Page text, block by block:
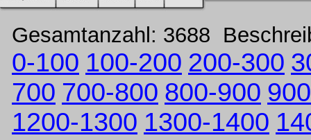
Gesamtanzahl: 3688
0-100 100-200 200-300
700 700-800 800-900
1200-1300 1300-1400